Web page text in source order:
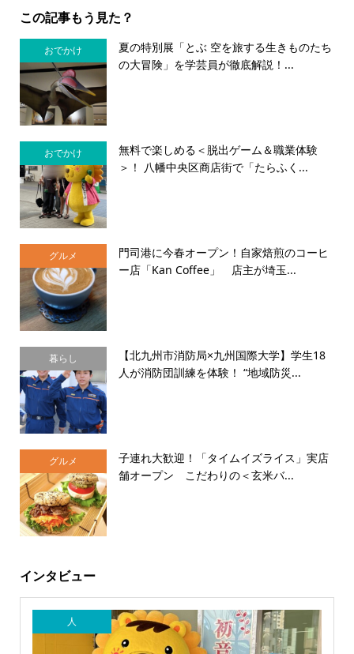
この記事もう見た？
おでかけ
夏の特別展「とぶ 空を旅する生きものたち
の大冒険」を学芸員が徹底解説！...
おでかけ
無料で楽しめる＜脱出ゲーム＆職業体験
＞！ 八幡中央区商店街で「たらふく...
グルメ
門司港に今春オープン！自家焙煎のコーヒ
ー店「Kan Coffee」 店主が埼玉...
暮らし
【北九州市消防局×九州国際大学】学生18
人が消防団訓練を体験！ “地域防災...
グルメ
子連れ大歓迎！「タイムイズライス」実店
舗オープン こだわりの＜玄米バ...
インタビュー
人